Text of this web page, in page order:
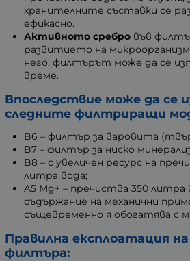
хранителните съставки се
ефикасно.
Активното сребро във
развитието на
него, филтърът може да се
време.
Впоследствие може да се
следните филтриращи
B6 – филтър за варовита
B7 – филтър за ниско
B8 – с увеличен ресурс на
литра вода;
A5 Mg+ – пречиства 350
съдържание на механични
същевременно я обогатява с
Правилна експлоатация
филтъра: